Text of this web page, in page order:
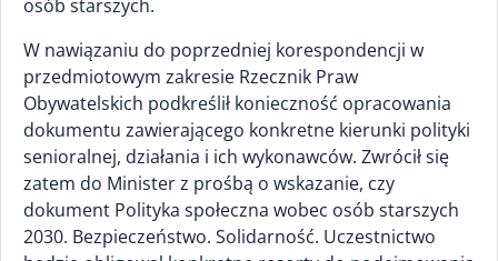
osób starszych.
W nawiązaniu do poprzedniej korespondencji w
przedmiotowym zakresie Rzecznik Praw
Obywatelskich podkreślił konieczność opracowania
dokumentu zawierającego konkretne kierunki polityki
senioralnej, działania i ich wykonawców. Zwrócił się
zatem do Minister z prośbą o wskazanie, czy
dokument Polityka społeczna wobec osób starszych
2030. Bezpieczeństwo. Solidarność. Uczestnictwo